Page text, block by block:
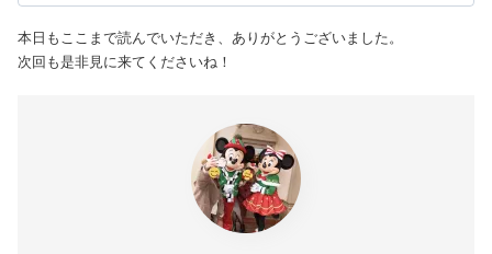
本日もここまで読んでいただき、ありがとうございました。
次回も是非見に来てくださいね！